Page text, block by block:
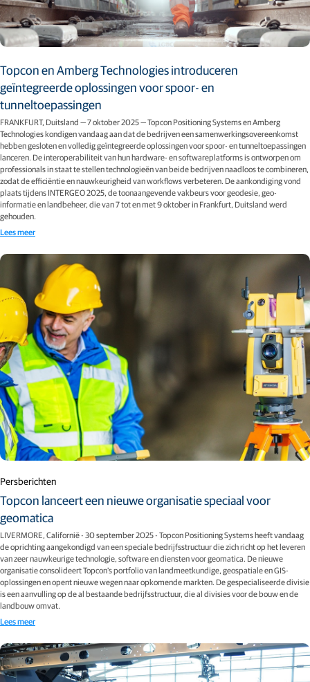
Topcon en Amberg Technologies introduceren
geïntegreerde oplossingen voor spoor- en
tunneltoepassingen
FRANKFURT, Duitsland — 7 oktober 2025 — Topcon Positioning Systems en Amberg
Technologies kondigen vandaag aan dat de bedrijven een samenwerkingsovereenkomst
hebben gesloten en volledig geïntegreerde oplossingen voor spoor- en tunneltoepassingen
lanceren. De interoperabiliteit van hun hardware- en softwareplatforms is ontworpen om
professionals in staat te stellen technologieën van beide bedrijven naadloos te combineren,
zodat de efficiëntie en nauwkeurigheid van workflows verbeteren. De aankondiging vond
plaats tijdens INTERGEO 2025, de toonaangevende vakbeurs voor geodesie, geo-
informatie en landbeheer, die van 7 tot en met 9 oktober in Frankfurt, Duitsland werd
gehouden.
Lees meer
Persberichten
Topcon lanceert een nieuwe organisatie speciaal voor
geomatica
LIVERMORE, Californië - 30 september 2025 - Topcon Positioning Systems heeft vandaag
de oprichting aangekondigd van een speciale bedrijfsstructuur die zich richt op het leveren
van zeer nauwkeurige technologie, software en diensten voor geomatica. De nieuwe
organisatie consolideert Topcon's portfolio van landmeetkundige, geospatiale en GIS-
oplossingen en opent nieuwe wegen naar opkomende markten. De gespecialiseerde divisie
is een aanvulling op de al bestaande bedrijfsstructuur, die al divisies voor de bouw en de
landbouw omvat.
Lees meer